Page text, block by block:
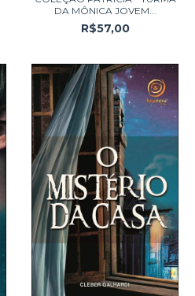
DA MÔNICA JOVEM...
R$57,00